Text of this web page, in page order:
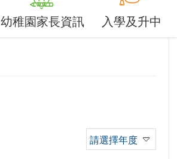
幼稚園家長資訊 入學及升中
請選擇年度